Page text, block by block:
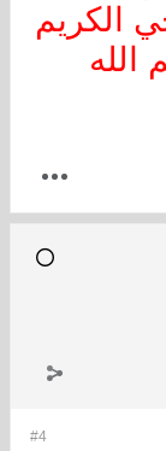
الكريم
الله
#4